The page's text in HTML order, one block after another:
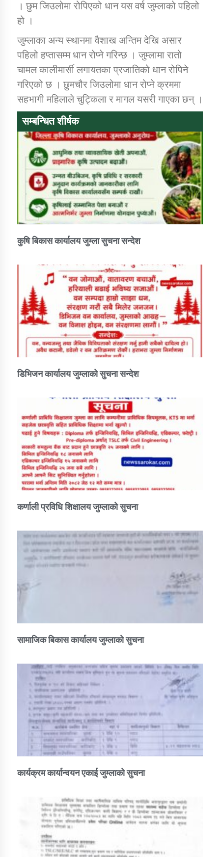
। छुम जिउलोमा रोपिएको धान यस वर्ष जुम्लाको पहिलो
हो ।
जुम्लाका अन्य स्थानमा वैशाख अन्तिम देखि असार
पहिलो हप्तासम्म धान रोप्ने गरिन्छ । जुम्लामा रातो
चामल कालीमार्सी लगायतका प्रजातिको धान रोपिने
गरिएको छ । छुमचौर जिउलोमा धान रोप्ने क्रममा
सहभागी महिलाले चुट्किला र मागल यसरी गाएका छन् ।
सम्बन्धित शीर्षक
कुषि बिकास कार्यालय जुम्ला सुचना सन्देश
डिभिजन कार्यालय जुम्लाको सुचना सन्देश
कर्णाली प्रविधि शिक्षालय जुम्लाको सुचना
सामाजिक बिकास कार्यालय जुम्लाकाे सुचना
कार्यक्रम कार्यान्वयन एकाई जुम्लाको सुचना